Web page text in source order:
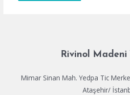
Rivinol Madeni
Mimar Sinan Mah. Yedpa Tic
Ataşehir/